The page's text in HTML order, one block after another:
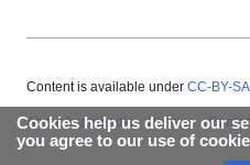
Cookies help us deliver our
you agree to our use of
Content is available under CC-BY-
About Appropedia Policies